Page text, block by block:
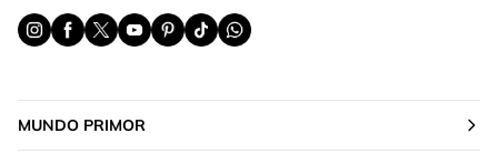
MUNDO PRIMOR